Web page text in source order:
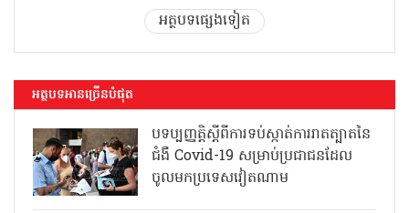
អត្ថបទផ្សេងទៀត
អត្ថបទអានច្រើនបំផុត
បទប្បញ្ញត្តិស្តីពីការទប់ស្កាត់ការរាតត្បាតនៃ
ជំងឺ Covid-19 សម្រាប់ប្រជាជនដែល
ចូលមកប្រទេសវៀតណាម